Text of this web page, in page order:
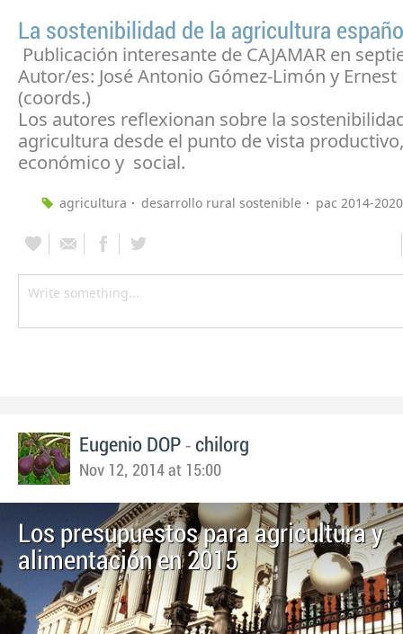
La sostenibilidad de la agricultura
Publicación interesante de CAJAMAR en
Autor/es: José Antonio Gómez-Limón y Ernest
(coords.)
Los autores reflexionan sobre la
agricultura desde el punto de vista productivo,
económico y social.
agricultura desarrollo rural sostenible pac 2014-2020
Eugenio DOP - chilorg
Nov 12, 2014 at 15:00
Los presupuestos para agricultura y
alimentación en 2015